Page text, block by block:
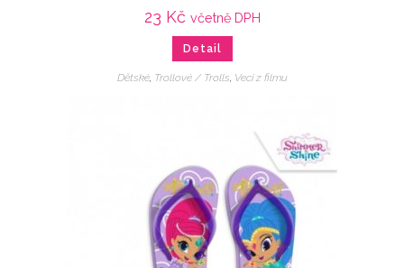
23 Kč včetně DPH
Detail
Dětské, Trollové / Trolls, Veci z filmu